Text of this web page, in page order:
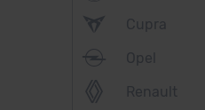
Cupra
Opel
Renault